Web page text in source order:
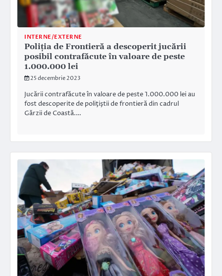
INTERNE/EXTERNE
Poliția de Frontieră a descoperit jucării
posibil contrafăcute în valoare de peste
1.000.000 lei
25 decembrie 2023
Jucării contrafăcute în valoare de peste 1.000.000 lei au
fost descoperite de poliţiştii de frontieră din cadrul
Gărzii de Coastă.…